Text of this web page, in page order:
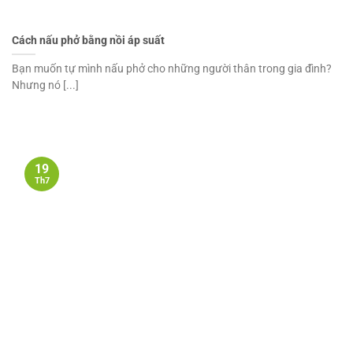
Cách nấu phở bằng nồi áp suất
Bạn muốn tự mình nấu phở cho những người thân trong gia đình?
Nhưng nó [...]
19
Th7